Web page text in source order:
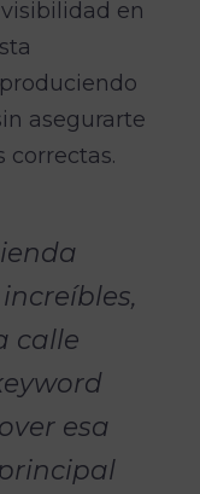
en
asegurarte
correctas.
calle
esa